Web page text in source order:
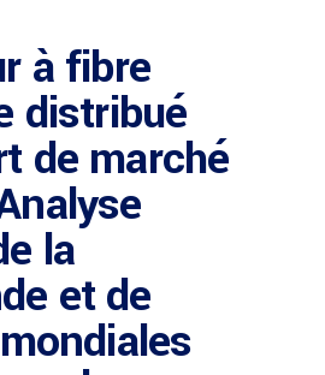
à fibre
distribué
de marché
la
et de